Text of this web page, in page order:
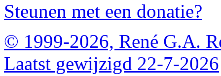
Steunen met een donatie?
© 1999-2026, René G.A.
Laatst gewijzigd 22-7-2026